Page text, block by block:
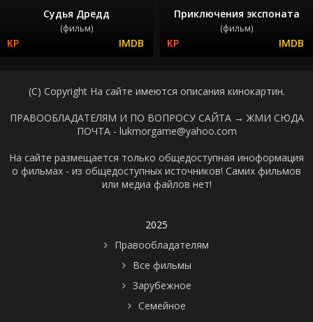
Судья Дредд
(фильм)
Приключения экспоната
(фильм)
(C) Copyright На сайте имеются описания кинокартин.
ПРАВООБЛАДАТЕЛЯМ И ПО ВОПРОСУ САЙТА → ЖМИ СЮДА
ПОЧТА - lukmorgame@yahoo.com
На сайте размещается только общедоступная иноформация
о фильмах - из общедоступных источников! Самих фильмов
или медиа файлов нет!
2025
Правообладателям
Все фильмы
Зарубежное
Семейное